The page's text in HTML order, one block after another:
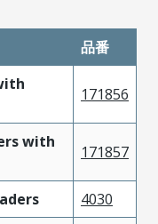
品番
171856
with
171857
4030